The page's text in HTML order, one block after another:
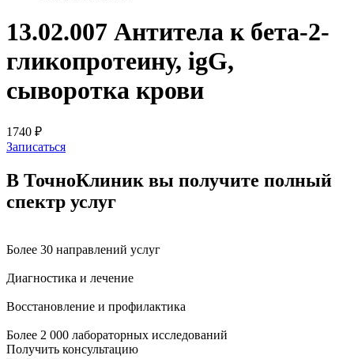
13.02.007 Антитела к бета-2-
гликопротеину, igG,
сыворотка крови
1740 ₽
Записаться
В ТочноКлиник вы получите полный
спектр услуг
Более 30 направлений услуг
Диагностика и лечение
Восстановление и профилактика
Более 2 000 лабораторных исследований
Получить консультацию